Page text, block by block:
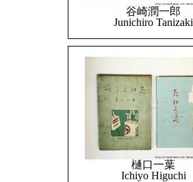
谷崎潤一郎
Junichiro Tanizaki
樋口一葉
Ichiyo Higuchi